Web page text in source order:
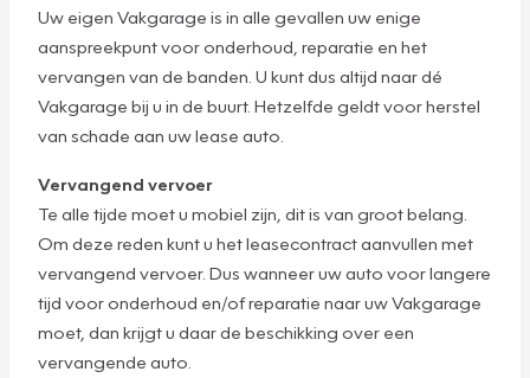
Uw eigen Vakgarage is in alle gevallen uw enige
aanspreekpunt voor onderhoud, reparatie en het
vervangen van de banden. U kunt dus altijd naar dé
Vakgarage bij u in de buurt. Hetzelfde geldt voor herstel
van schade aan uw lease auto.
Vervangend vervoer
Te alle tijde moet u mobiel zijn, dit is van groot belang.
Om deze reden kunt u het leasecontract aanvullen met
vervangend vervoer. Dus wanneer uw auto voor langere
tijd voor onderhoud en/of reparatie naar uw Vakgarage
moet, dan krijgt u daar de beschikking over een
vervangende auto.